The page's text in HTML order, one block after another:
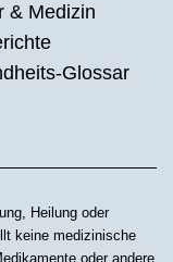
& Medizin
Glossar
Heilung oder
keine medizinische
oder andere